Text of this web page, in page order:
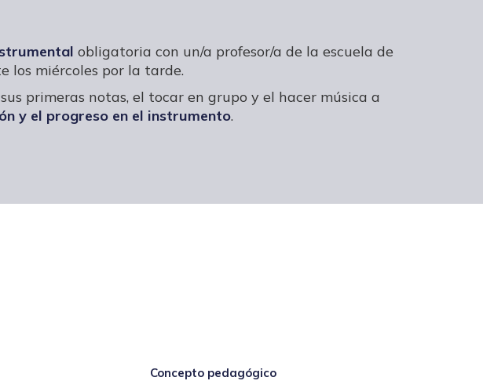
obligatoria con un/a profesor/a de la escuela de
los miércoles por la tarde.
primeras notas, el tocar en grupo y el hacer música a
y el progreso en el instrumento.
Concepto pedagógico